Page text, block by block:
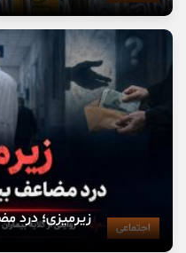
اجتماعی زیرمیزی؛ درد